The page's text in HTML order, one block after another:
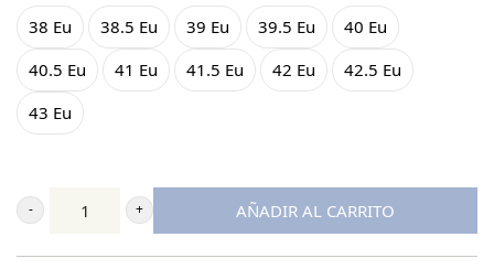
era:
164,99 €.
es:
148,50 €.
38 Eu 38.5 Eu 39 Eu 39.5 Eu
40 Eu
40.5 Eu
41 Eu 41.5 Eu 42 Eu
42.5 Eu
43 Eu
La
Sportiva
AÑADIR AL CARRITO